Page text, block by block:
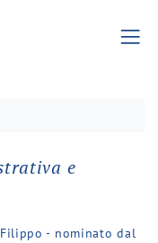
e
- nominato dal